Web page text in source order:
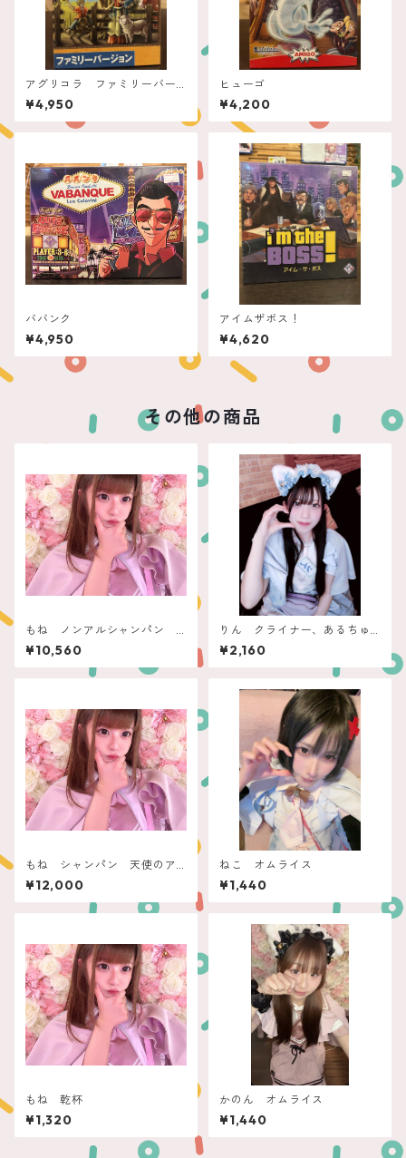
アグリコラ ファミリーバー
ジョン
¥4,950
ヒューゴ
¥4,200
ババンク
¥4,950
アイムザボス！
¥4,620
その他の商品
もね ノンアルシャンパン
ポールジロー
¥10,560
りん クライナー、あるちゅ
ーる
¥2,160
もね シャンパン 天使のア
スティ
¥12,000
ねこ オムライス
¥1,440
もね 乾杯
¥1,320
かのん オムライス
¥1,440